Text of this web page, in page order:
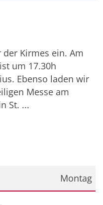
Kirmes ein. Am
um 17.30h
Ebenso laden wir
Messe am
St. ...
Montag